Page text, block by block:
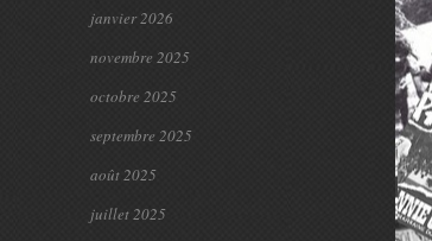
janvier 2026
novembre 2025
octobre 2025
septembre 2025
août 2025
juillet 2025